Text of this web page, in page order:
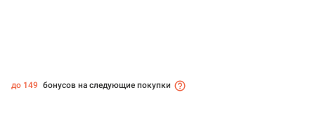
до 149 бонусов на следующие покупки